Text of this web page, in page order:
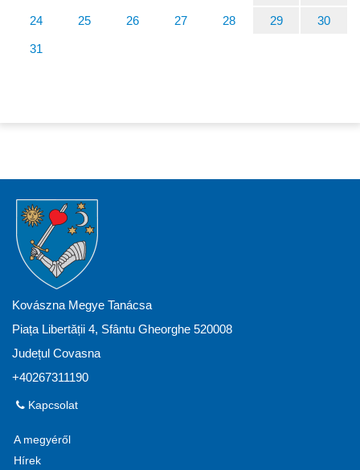
24 25 26 27 28 29 30
31
Kovászna Megye Tanácsa
Piața Libertății 4, Sfântu Gheorghe 520008
Județul Covasna
+40267311190
Kapcsolat
A megyéről
Hírek